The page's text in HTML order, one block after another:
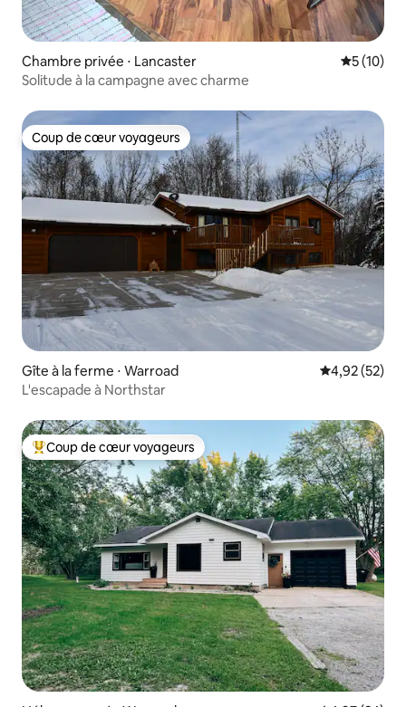
Chambre privée ⋅ Lancaster
5 (10)
Solitude à la campagne avec charme
Coup de cœur voyageurs
Coup de cœur voyageurs
Gîte à la ferme ⋅ Warroad Évaluation
4,92 (52)
L'escapade à Northstar
Coups de cœur voyageurs les plus appréciés
Coup de cœur voyageurs